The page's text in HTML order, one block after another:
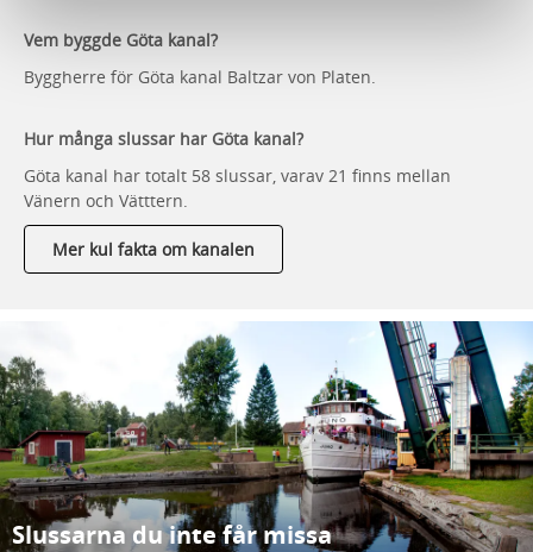
Vem byggde Göta kanal?
Byggherre för Göta kanal Baltzar von Platen.
Hur många slussar har Göta kanal?
Göta kanal har totalt 58 slussar, varav 21 finns mellan
Vänern och Vätttern.
Mer kul fakta om kanalen
Slussarna du inte får missa